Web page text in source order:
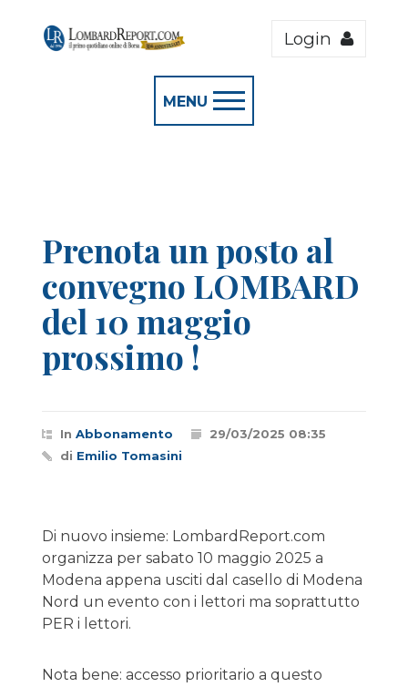
Login
MENU
Prenota un posto al
convegno LOMBARD
del 10 maggio
prossimo !
In Abbonamento
29/03/2025 08:35
di Emilio Tomasini
Di nuovo insieme: LombardReport.com
organizza per sabato 10 maggio 2025 a
Modena appena usciti dal casello di Modena
Nord un evento con i lettori ma soprattutto
PER i lettori.
Nota bene: accesso prioritario a questo